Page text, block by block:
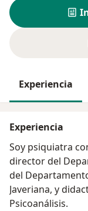
Experiencia
Experiencia
Soy psiquiatra
director del
del
Javeriana, y
Psicoanálisis.